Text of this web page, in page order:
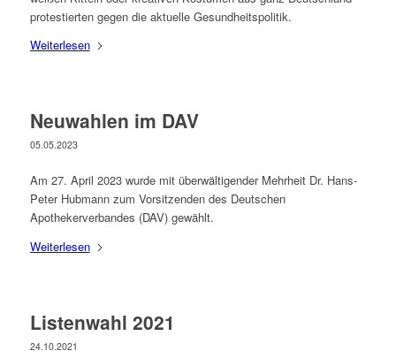
protestierten gegen die aktuelle Gesundheitspolitik.
Weiterlesen
Neuwahlen im DAV
05.05.2023
Am 27. April 2023 wurde mit überwältigender Mehrheit Dr. Hans-
Peter Hubmann zum Vorsitzenden des Deutschen
Apothekerverbandes (DAV) gewählt.
Weiterlesen
Listenwahl 2021
24.10.2021